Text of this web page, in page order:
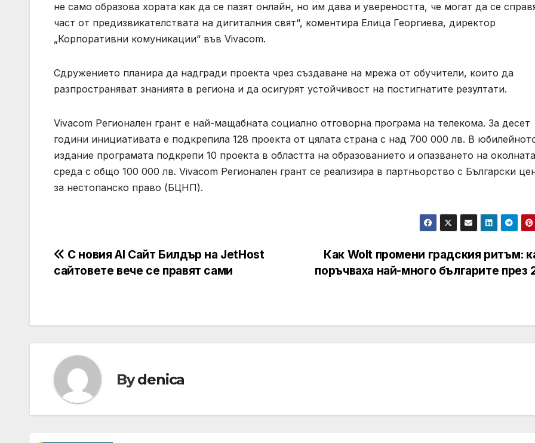
не само образова хората как да се пазят онлайн, но им дава и увереността, че могат да се
част от предизвикателствата на дигиталния свят“, коментира Елица Георгиева, директор
„Корпоративни комуникации“ във Vivacom.
Сдружението планира да надгради проекта чрез създаване на мрежа от обучители, които да
разпространяват знанията в региона и да осигурят устойчивост на постигнатите резултати.
Vivacom Регионален грант е най-мащабната социално отговорна програма на телекома. За десет
години инициативата е подкрепила 128 проекта от цялата страна с над 700 000 лв. В
издание програмата подкрепи 10 проекта в областта на образованието и опазването на околната
среда с общо 100 000 лв. Vivacom Регионален грант се реализира в партньорство с Български
за нестопанско право (БЦНП).
Навигация
Как Wolt промени градския ритъм:
поръчваха най-много българите през
С новия AI Сайт Билдър на JetHost
сайтовете вече се правят сами
Bydenica